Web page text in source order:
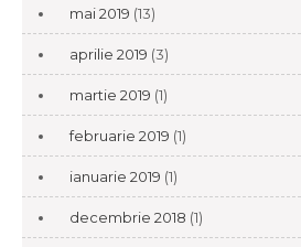
mai 2019 (13)
aprilie 2019 (3)
martie 2019 (1)
februarie 2019 (1)
ianuarie 2019 (1)
decembrie 2018 (1)